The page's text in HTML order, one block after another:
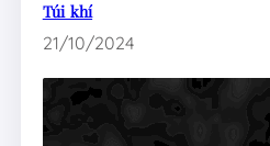
Túi khí
21/10/2024